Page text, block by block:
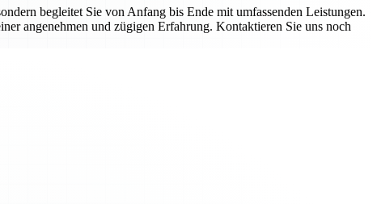
begleitet Sie von Anfang bis Ende mit umfassenden Leistungen.
angenehmen und zügigen Erfahrung. Kontaktieren Sie uns noch